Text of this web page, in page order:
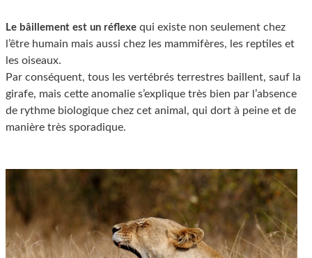
Le bâillement est un réflexe qui existe non seulement chez
l’être humain mais aussi chez les mammifères, les reptiles et
les oiseaux.
Par conséquent, tous les vertébrés terrestres baillent, sauf la
girafe, mais cette anomalie s’explique très bien par l’absence
de rythme biologique chez cet animal, qui dort à peine et de
manière très sporadique.